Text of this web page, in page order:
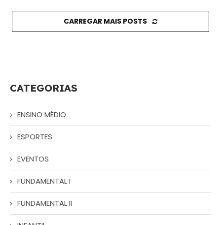
CARREGAR MAIS POSTS
CATEGORIAS
ENSINO MÉDIO
ESPORTES
EVENTOS
FUNDAMENTAL I
FUNDAMENTAL II